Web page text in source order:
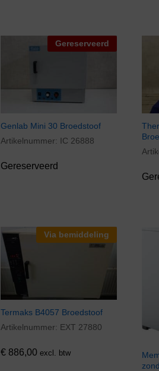
Gereserveerd
Genlab Mini 30 Broedstoof
Artikelnummer: IC 26888
Gereserveerd
Via bemiddeling
Termaks B4057 Broedstoof
Artikelnummer: EXT 27880
€886,00 excl. btw
€886,00